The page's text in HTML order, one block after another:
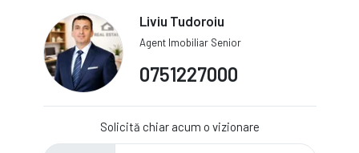
Liviu Tudoroiu
Agent Imobiliar Senior
0751227000
Solicită chiar acum o vizionare